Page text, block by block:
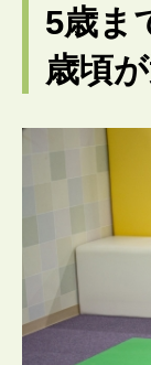
5歳ま
歳頃